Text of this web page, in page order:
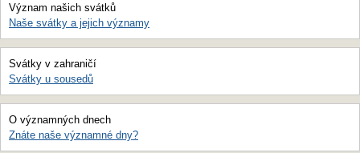
Význam našich svátků
Naše svátky a jejich významy
Svátky v zahraničí
Svátky u sousedů
O významných dnech
Znáte naše významné dny?